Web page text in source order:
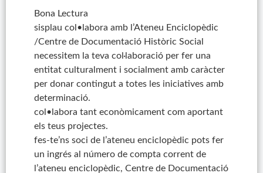
Bona Lectura
sisplau col•labora amb l’Ateneu Enciclopèdic
/Centre de Documentació Històric Social
necessitem la teva col·laboració per fer una
entitat culturalment i socialment amb caràcter
per donar contingut a totes les iniciatives amb
determinació.
col•labora tant econòmicament com aportant
els teus projectes.
fes-te’ns soci de l’ateneu enciclopèdic pots fer
un ingrés al número de compta corrent de
l’ateneu enciclopèdic, Centre de Documentació